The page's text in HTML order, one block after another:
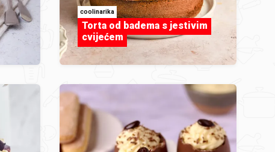
coolinarika
Torta od badema s jestivim
cvijećem